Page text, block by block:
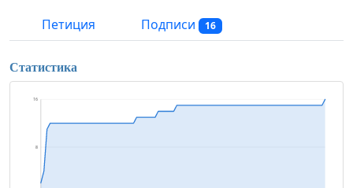
Петиция Подписи 16
Статистика
8
16